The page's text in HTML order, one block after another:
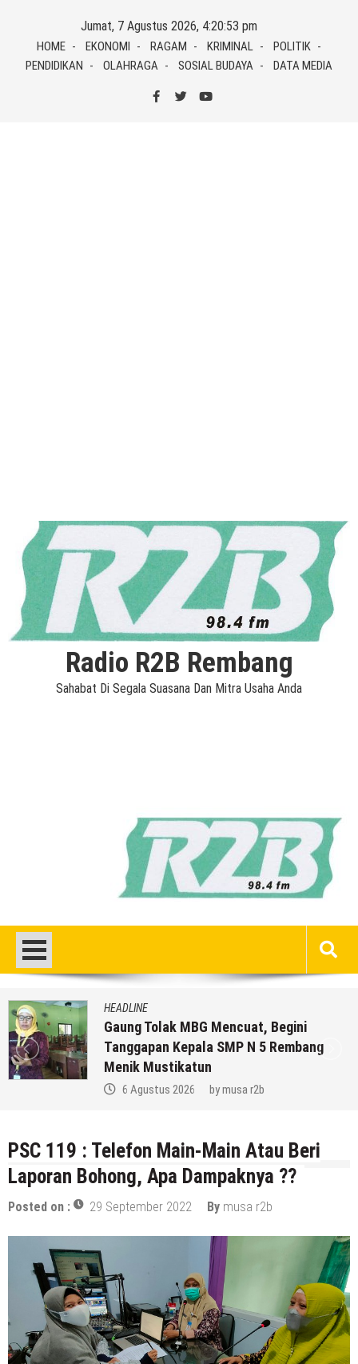
content
Jumat, 7 Agustus 2026, 4:20:54 pm
HOME EKONOMI RAGAM KRIMINAL
POLITIK
PENDIDIKAN
OLAHRAGA SOSIAL BUDAYA DATA MEDIA
Radio R2B Rembang
Sahabat Di Segala Suasana Dan Mitra Usaha Anda
HEADLINE
Gaung Tolak MBG Mencuat, Begini
Tanggapan Kepala SMP N 5 Rembang
Menik Mustikatun
6 Agustus 2026 bymusa r2b
PSC 119 : Telefon Main-Main Atau Beri
Laporan Bohong, Apa Dampaknya ??
Posted on : 29 September 2022 By musa r2b